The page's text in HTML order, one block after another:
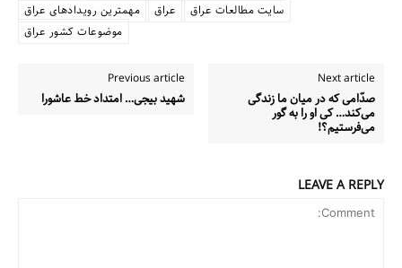
سایت مطالعات عراق
عراق
مهمترین رویدادهای عراق
موضوعات کشور عراق
Previous article
شهید بیجی… امتداد خط عاشورا
Next article
صدّامی که در میان ما زندگی
می‌کند… کی او را به گور
می‌فرستیم؟!
LEAVE A REPLY